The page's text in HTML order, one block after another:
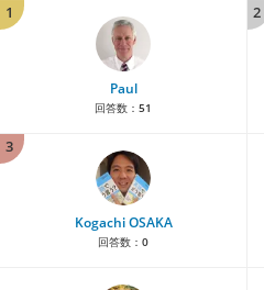
1
Paul
回答数： 51
2
3
Kogachi OSAKA
回答数： 0